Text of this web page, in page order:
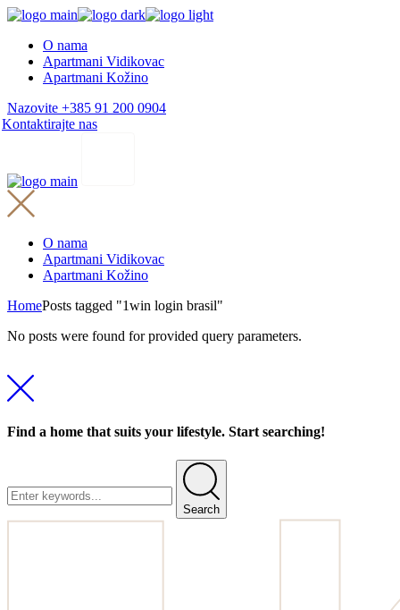
Skip
content
O nama
Apartmani Vidikovac
Apartmani Kožino
Nazovite +385 91 200 0904
Kontaktirajte nas
O nama
Apartmani Vidikovac
Apartmani Kožino
HomePosts tagged "1win login brasil"
No posts were found for provided query parameters.
Find a home that suits your lifestyle. Start searching!
Search